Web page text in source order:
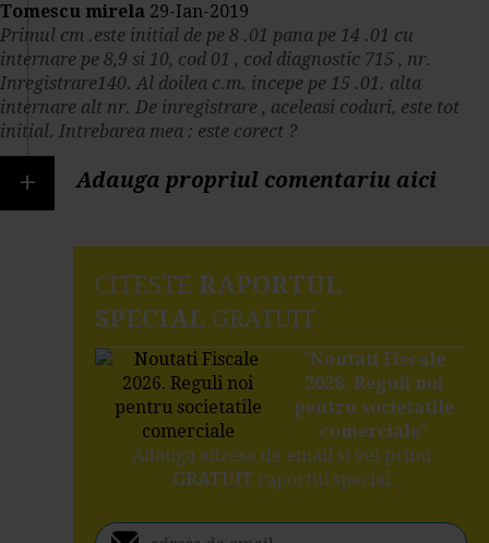
Tomescu mirela 29-Ian-2019
Primul cm .este initial de pe 8 .01 pana pe 14 .01 cu
internare pe 8,9 si 10, cod 01 , cod diagnostic 715 , nr.
Inregistrare140. Al doilea c.m. incepe pe 15 .01. alta
internare alt nr. De inregistrare , aceleasi coduri, este tot
initial. Intrebarea mea : este corect ?
+ Adauga propriul comentariu aici
CITESTE RAPORTUL
SPECIAL GRATUIT
"Noutati Fiscale
2026. Reguli noi
pentru societatile
comerciale"
Adauga adresa de email si vei primi
GRATUITraportul special